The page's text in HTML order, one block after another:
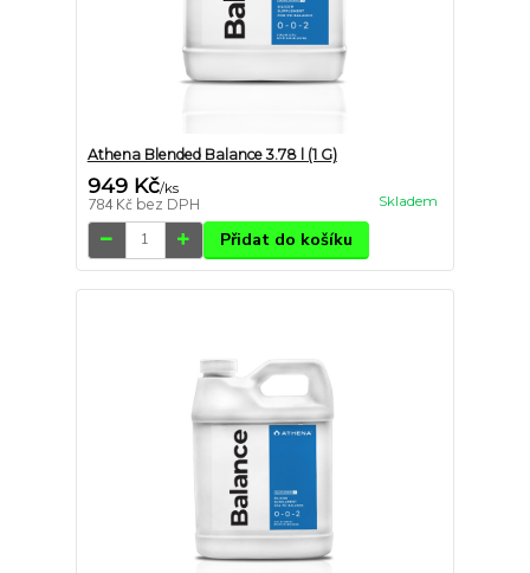
Athena Blended Balance 3.78 l (1 G)
949 Kč/ks
784 Kč bez DPH Skladem
Přidat do košíku